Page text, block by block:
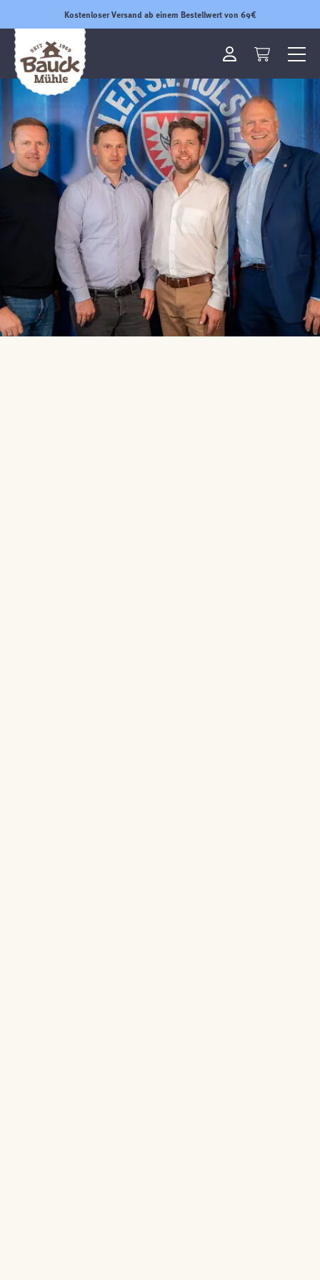
Kostenloser Versand ab einem Bestellwert von 69€